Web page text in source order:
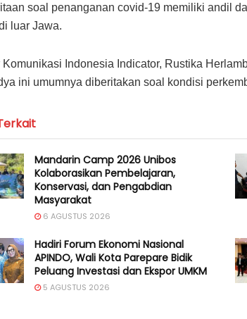
soal penanganan covid-19 memiliki andil
luar Jawa.
Komunikasi Indonesia Indicator, Rustika
ini umumnya diberitakan soal kondisi
Mandarin Camp 2026 Unibos
Kolaborasikan Pembelajaran,
Konservasi, dan Pengabdian
Masyarakat
6 AGUSTUS 2026
Hadiri Forum Ekonomi Nasional
APINDO, Wali Kota Parepare Bidik
Peluang Investasi dan Ekspor UMKM
5 AGUSTUS 2026